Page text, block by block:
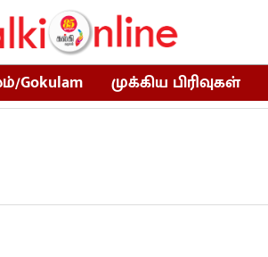
Gokulam முக்கிய பிரிவுகள்